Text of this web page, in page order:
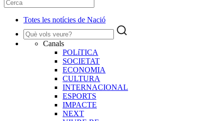
Totes les notícies de Nació
Canals
POLíTICA
SOCIETAT
ECONOMIA
CULTURA
INTERNACIONAL
ESPORTS
IMPACTE
NEXT